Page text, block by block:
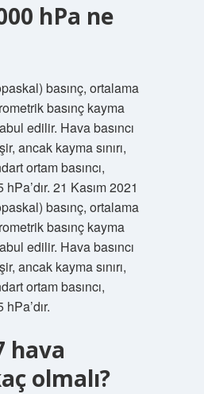
hPa ne
basınç, ortalama
basınç kayma
edilir. Hava basıncı
ancak kayma sınırı,
ortam basıncı,
21 Kasım 2021
basınç, ortalama
basınç kayma
edilir. Hava basıncı
ancak kayma sınırı,
ortam basıncı,
hava
olmalı?